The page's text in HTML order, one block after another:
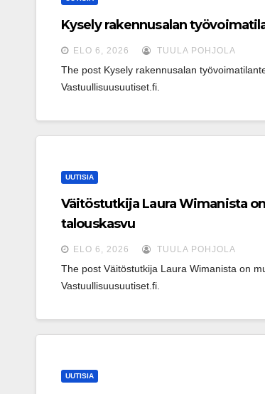
Kysely rakennusalan
ELO 6, 2026 TUULA POHJOLA
The post Kysely rakennusalan
Vastuullisuusuutiset.fi.
UUTISIA
Väitöstutkija Laura Wimanista
talouskasvu
ELO 6, 2026 TUULA POHJOLA
The post Väitöstutkija Laura Wimanista on
Vastuullisuusuutiset.fi.
UUTISIA